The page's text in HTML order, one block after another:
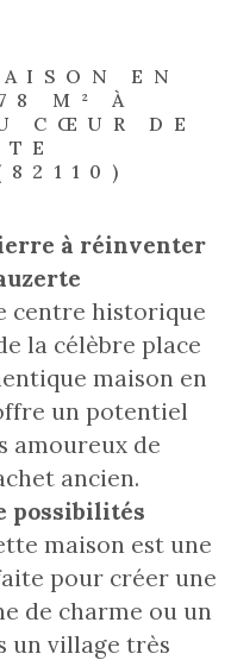
EN
M² À
CŒUR DE
à réinventer
centre historique
la célèbre place
maison en
un potentiel
amoureux de
ancien.
possibilités
maison est une
pour créer une
de charme ou un
un village très